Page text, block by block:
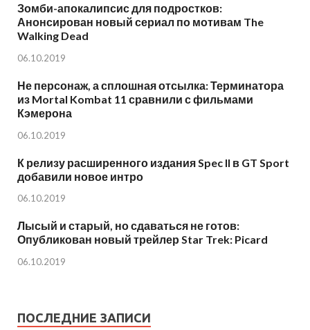
Зомби-апокалипсис для подростков:
Анонсирован новый сериал по мотивам The
Walking Dead
06.10.2019
Не персонаж, а сплошная отсылка: Терминатора
из Mortal Kombat 11 сравнили с фильмами
Кэмерона
06.10.2019
К релизу расширенного издания Spec II в GT Sport
добавили новое интро
06.10.2019
Лысый и старый, но сдаваться не готов:
Опубликован новый трейлер Star Trek: Picard
06.10.2019
ПОСЛЕДНИЕ ЗАПИСИ